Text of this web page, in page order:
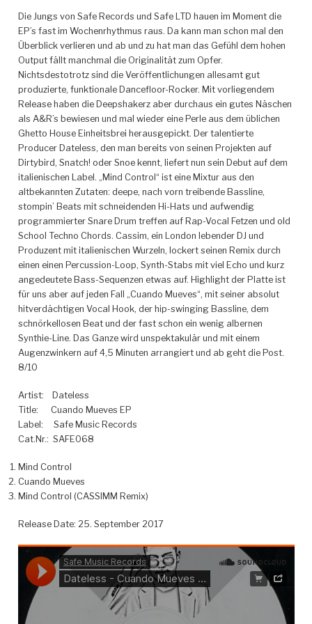
Die Jungs von Safe Records und Safe LTD hauen im Moment die
EP’s fast im Wochenrhythmus raus. Da kann man schon mal den
Überblick verlieren und ab und zu hat man das Gefühl dem hohen
Output fällt manchmal die Originalität zum Opfer.
Nichtsdestotrotz sind die Veröffentlichungen allesamt gut
produzierte, funktionale Dancefloor-Rocker. Mit vorliegendem
Release haben die Deepshakerz aber durchaus ein gutes Näschen
als A&R’s bewiesen und mal wieder eine Perle aus dem üblichen
Ghetto House Einheitsbrei herausgepickt. Der talentierte
Producer Dateless, den man bereits von seinen Projekten auf
Dirtybird, Snatch! oder Snoe kennt, liefert nun sein Debut auf dem
italienischen Label. „Mind Control“ ist eine Mixtur aus den
altbekannten Zutaten: deepe, nach vorn treibende Bassline,
stompin’ Beats mit schneidenden Hi-Hats und aufwendig
programmierter Snare Drum treffen auf Rap-Vocal Fetzen und old
School Techno Chords. Cassim, ein London lebender DJ und
Produzent mit italienischen Wurzeln, lockert seinen Remix durch
einen einen Percussion-Loop, Synth-Stabs mit viel Echo und kurz
angedeutete Bass-Sequenzen etwas auf. Highlight der Platte ist
für uns aber auf jeden Fall „Cuando Mueves“, mit seiner absolut
hitverdächtigen Vocal Hook, der hip-swinging Bassline, dem
schnörkellosen Beat und der fast schon ein wenig albernen
Synthie-Line. Das Ganze wird unspektakulär und mit einem
Augenzwinkern auf 4,5 Minuten arrangiert und ab geht die Post.
8/10
Artist: Dateless
Title: Cuando Mueves EP
Label: Safe Music Records
Cat.Nr.: SAFE068
Mind Control
Cuando Mueves
Mind Control (CASSIMM Remix)
Release Date: 25. September 2017